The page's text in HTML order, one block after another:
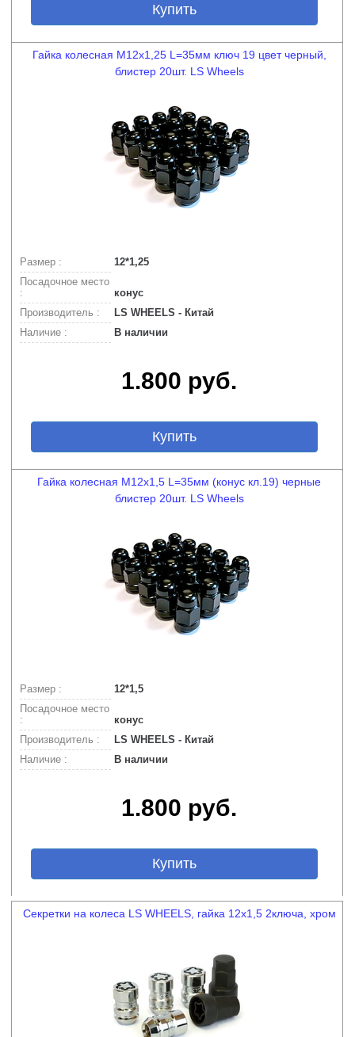
Купить
Гайка колесная М12х1,25 L=35мм ключ 19 цвет черный,
блистер 20шт. LS Wheels
Размер :
12*1,25
Посадочное место
:
конус
Производитель :
LS WHEELS - Китай
Наличие :
В наличии
1.800 руб.
Купить
Гайка колесная М12х1,5 L=35мм (конус кл.19) черные
блистер 20шт. LS Wheels
Размер :
12*1,5
Посадочное место
:
конус
Производитель :
LS WHEELS - Китай
Наличие :
В наличии
1.800 руб.
Купить
Секретки на колеса LS WHEELS, гайка 12х1,5 2ключа, хром